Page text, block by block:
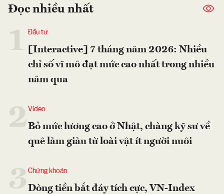
Đọc nhiều nhất
Đầu tư
[Interactive] 7 tháng năm 2026: Nhiều
chỉ số vĩ mô đạt mức cao nhất trong nhiều
năm qua
2Video
Bỏ mức lương cao ở Nhật, chàng kỹ sư về
quê làm giàu từ loài vật ít người nuôi
Chứng khoán
Dòng tiền bắt đáy tích cực, VN-Index